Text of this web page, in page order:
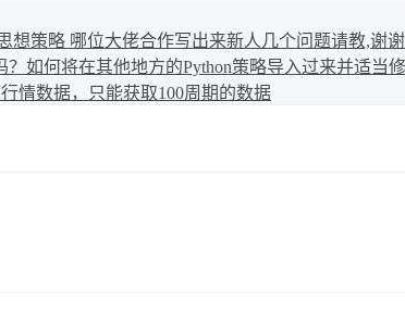
想策略 哪位大佬合作写出来新人几个问题请教,谢
如何将在其他地方的Python策略导入过来并适当修
情数据，只能获取100周期的数据